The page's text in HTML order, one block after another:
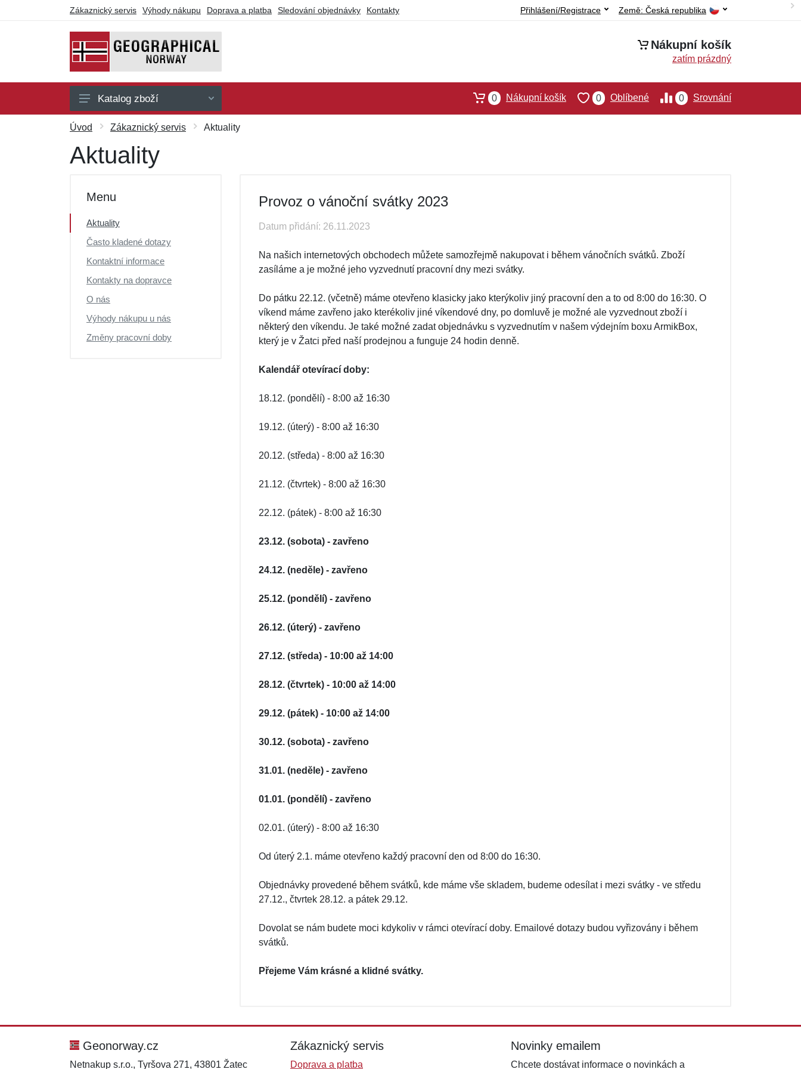
Zákaznický servis Výhody nákupu Doprava a platba Sledování objednávky Kontakty Země: Česká republika
Přihlášení/Registrace
Nákupní košík
zatím prázdný
Pánské
Dámské
Dárkové poukazy
Katalog zboží 0 Srovnání
0 Oblíbené
0 Nákupní košík
Úvod Zákaznický servis Aktuality
Aktuality
Menu
Aktuality
Často kladené dotazy
Kontaktní informace
Kontakty na dopravce
O nás
Výhody nákupu u nás
Změny pracovní doby
Provoz o vánoční svátky 2023
Datum přidání: 26.11.2023
Na našich internetových obchodech můžete samozřejmě nakupovat i během vánočních svátků. Zboží
zasíláme a je možné jeho vyzvednutí pracovní dny mezi svátky.
Do pátku 22.12. (včetně) máme otevřeno klasicky jako kterýkoliv jiný pracovní den a to od 8:00 do 16:30. O
víkend máme zavřeno jako kterékoliv jiné víkendové dny, po domluvě je možné ale vyzvednout zboží i
některý den víkendu. Je také možné zadat objednávku s vyzvednutím v našem výdejním boxu ArmikBox,
který je v Žatci před naší prodejnou a funguje 24 hodin denně.
Kalendář otevírací doby:
18.12. (pondělí) - 8:00 až 16:30
19.12. (úterý) - 8:00 až 16:30
20.12. (středa) - 8:00 až 16:30
21.12. (čtvrtek) - 8:00 až 16:30
22.12. (pátek) - 8:00 až 16:30
23.12. (sobota) - zavřeno
24.12. (neděle) - zavřeno
25.12. (pondělí) - zavřeno
26.12. (úterý) - zavřeno
27.12. (středa) - 10:00 až 14:00
28.12. (čtvrtek) - 10:00 až 14:00
29.12. (pátek) - 10:00 až 14:00
30.12. (sobota) - zavřeno
31.01. (neděle) - zavřeno
01.01. (pondělí) - zavřeno
02.01. (úterý) - 8:00 až 16:30
Od úterý 2.1. máme otevřeno každý pracovní den od 8:00 do 16:30.
Objednávky provedené během svátků, kde máme vše skladem, budeme odesílat i mezi svátky - ve středu
27.12., čtvrtek 28.12. a pátek 29.12.
Dovolat se nám budete moci kdykoliv v rámci otevírací doby. Emailové dotazy budou vyřizovány i během
svátků.
Přejeme Vám krásné a klidné svátky.
Geonorway.cz
Netnakup s.r.o., Tyršova 271, 43801 Žatec
Zákaznický servis
Doprava a platba
Novinky emailem
Chcete dostávat informace o novinkách a